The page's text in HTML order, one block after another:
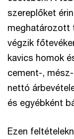
szereplőket
meghatározott
végzik
kavics homok
cement-,
nettó
és egyébként
Ezen